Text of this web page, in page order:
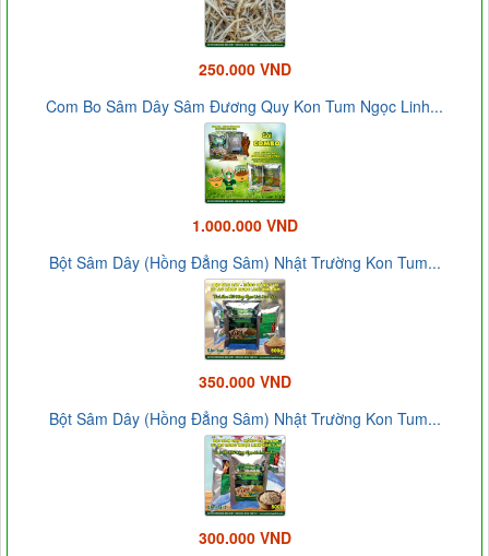
250.000 VND
Com Bo Sâm Dây Sâm Đương Quy Kon Tum Ngọc Linh...
1.000.000 VND
Bột Sâm Dây (Hồng Đẳng Sâm) Nhật Trường Kon Tum...
350.000 VND
Bột Sâm Dây (Hồng Đẳng Sâm) Nhật Trường Kon Tum...
300.000 VND